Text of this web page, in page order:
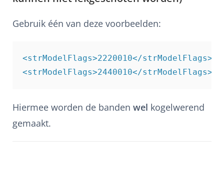
Gebruik één van deze voorbeelden:
<strModelFlags>2220010</strModelFlags>
Hiermee worden de banden wel kogelwerend
gemaakt.